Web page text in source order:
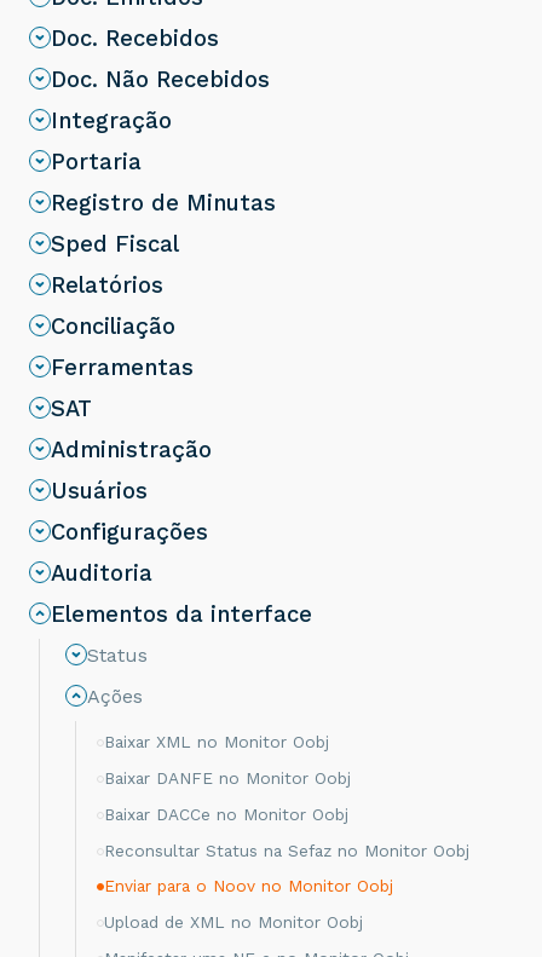
Doc. Recebidos
Doc. Não Recebidos
Integração
Portaria
Registro de Minutas
Sped Fiscal
Relatórios
Conciliação
Ferramentas
SAT
Administração
Usuários
Configurações
Auditoria
Elementos da interface
Status
Ações
Baixar XML no Monitor Oobj
Baixar DANFE no Monitor Oobj
Baixar DACCe no Monitor Oobj
Reconsultar Status na Sefaz no Monitor Oobj
Enviar para o Noov no Monitor Oobj
Upload de XML no Monitor Oobj